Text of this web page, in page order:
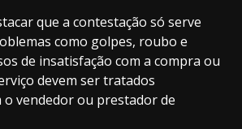
que a contestação só serve
como golpes, roubo e
de insatisfação com a compra ou
devem ser tratados
vendedor ou prestador de